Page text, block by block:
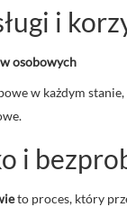
i
osobowych
w każdym stanie,
i
to proces, który